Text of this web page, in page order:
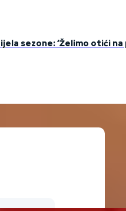
sezone: ‘Želimo otići na